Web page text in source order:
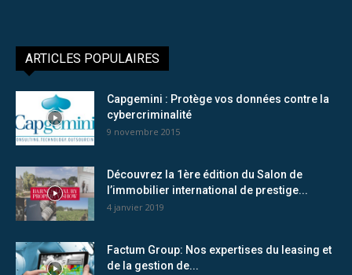
ARTICLES POPULAIRES
Capgemini : Protège vos données contre la
cybercriminalité
9 novembre 2015
Découvrez la 1ère édition du Salon de
l’immobilier international de prestige...
4 janvier 2019
Factum Group: Nos expertises du leasing et
de la gestion de...